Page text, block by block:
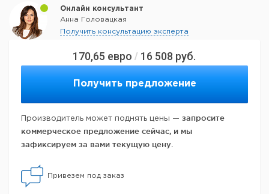
170,65 евро / 16 508 руб.
Получить предложение
Производитель может поднять цены — запросите
коммерческое предложение сейчас, и мы
зафиксируем за вами текущую цену.
Привезем под заказ
Онлайн консультант
Анна Головацкая
Получить консультацию эксперта